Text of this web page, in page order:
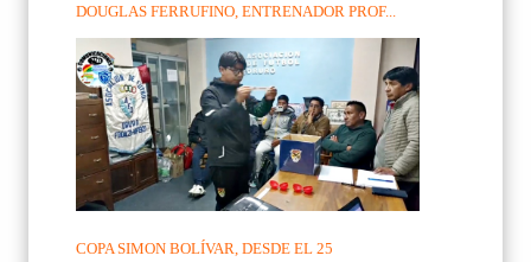
DOUGLAS FERRUFINO, ENTRENADOR PROF...
COPA SIMON BOLÍVAR, DESDE EL 25